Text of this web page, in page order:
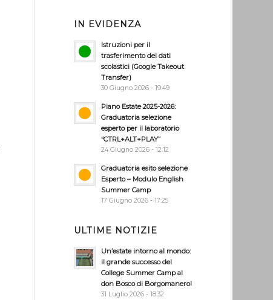
IN EVIDENZA
Istruzioni per il
trasferimento dei dati
scolastici (Google Takeout
Transfer)
30 Giugno 2026 - 19:49
Piano Estate 2025-2026:
Graduatoria selezione
esperto per il laboratorio
“CTRL+ALT+PLAY”
24 Giugno 2026 - 12:12
Graduatoria esito selezione
Esperto – Modulo English
Summer Camp
17 Giugno 2026 - 17:25
ULTIME NOTIZIE
Un’estate intorno al mondo:
il grande successo del
College Summer Camp al
don Bosco di Borgomanero!
31 Luglio 2026 - 18:32